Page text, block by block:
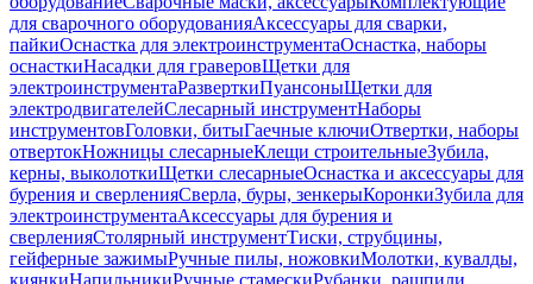
для сварочного оборудованияАксессуары для сварки,
пайкиОснастка для электроинструментаОснастка, наборы
оснасткиНасадки для граверовЩетки для
электроинструментаРазверткиПуансоныЩетки для
электродвигателейСлесарный инструментНаборы
инструментовГоловки, битыГаечные ключиОтвертки, наборы
отвертокНожницы слесарныеКлещи строительныеЗубила,
керны, выколоткиЩетки слесарныеОснастка и аксессуары для
бурения и сверленияСверла, буры, зенкерыКоронкиЗубила для
электроинструментаАксессуары для бурения и
сверленияСтолярный инструментТиски, струбцины,
гейферные зажимыРучные пилы, ножовкиМолотки, кувалды,
киянкиНапильникиРучные стамескиРубанки, рашпили